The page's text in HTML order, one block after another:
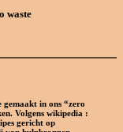
waste
gemaakt in ons “zero
Volgens wikipedia :
gericht op